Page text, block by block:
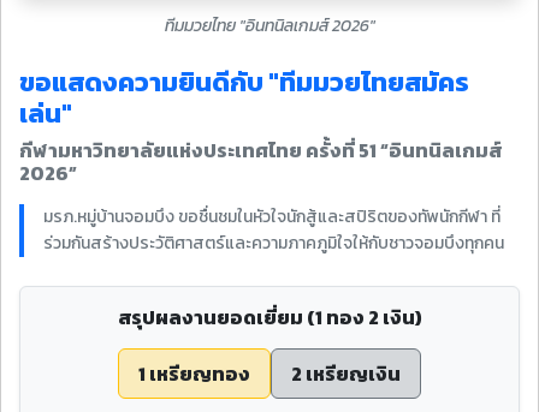
ทีมมวยไทย "อินทนิลเกมส์ 2026"
ขอแสดงความยินดีกับ "ทีมมวยไทยสมัคร
เล่น"
กีฬามหาวิทยาลัยแห่งประเทศไทย ครั้งที่ 51 “อินทนิลเกมส์
2026”
มรภ.หมู่บ้านจอมบึง ขอชื่นชมในหัวใจนักสู้และสปิริตของทัพนักกีฬา ที่
ร่วมกันสร้างประวัติศาสตร์และความภาคภูมิใจให้กับชาวจอมบึงทุกคน
สรุปผลงานยอดเยี่ยม (1 ทอง 2 เงิน)
1 เหรียญทอง
2 เหรียญเงิน